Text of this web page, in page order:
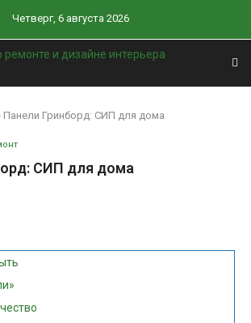
Четверг, 6 августа 2026
Панели Гринборд: СИП для дома
СИП для дома